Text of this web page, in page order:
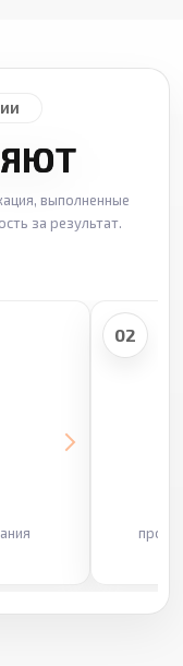
выполненные
за результат.
02